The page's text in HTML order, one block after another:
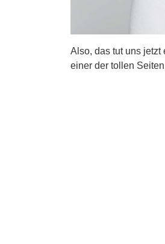
Also, das tut uns
einer der tollen